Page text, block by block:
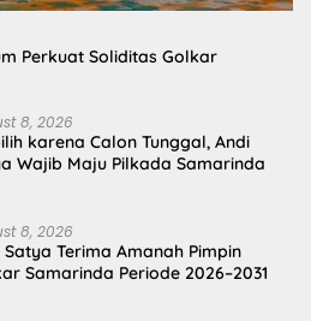
Perkuat Soliditas Golkar
8, 2026
karena Calon Tunggal, Andi
Wajib Maju Pilkada Samarinda
8, 2026
Satya Terima Amanah Pimpin
Samarinda Periode 2026–2031